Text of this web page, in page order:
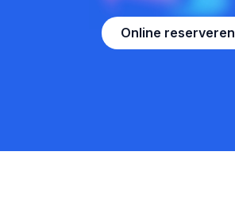
Online reserveren